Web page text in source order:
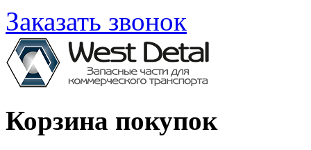
Заказать звонок
Корзина покупок